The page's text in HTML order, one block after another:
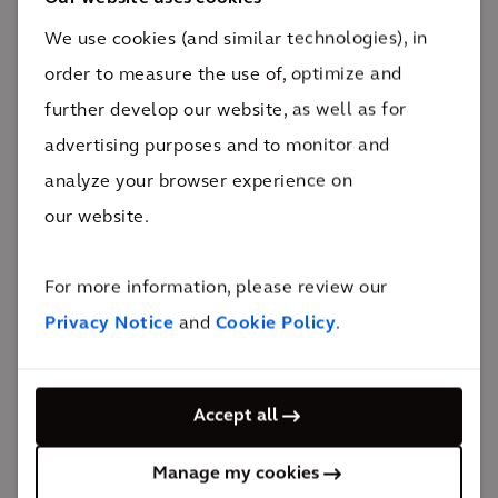
We use cookies (and similar technologies), in
order to measure the use of, optimize and
further develop our website, as well as for
advertising purposes and to monitor and
analyze your browser experience on
our website.
For more information, please review our
Privacy Notice and Cookie Policy.
Accept all
Manage my cookies
der Studien gewählt und die Entscheidung ist
letztlich auf eine Grünfläche gefallen. Arcadis hat
dann das gesamte Design des neuen Standorts
umgesetzt und den Bau einer neuen
20.000 Quadratmeter großen Anlage für
verschiedene pharmazeutische Produkte unterstützt,
für pharmazeutische Produkte, einschließlich
Versorgungslabors, Büros und Logistikeinrichtungen.
Europa und die fünfte weltweit sein. Der Standort in
Europa wird mit den neuesten Technologien und
Produktionsanlagen ausgestattet sein. Dies wird die